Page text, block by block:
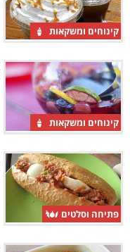
קינוחים ומשקאות
קינוחים ומשקאות
פתיחה וסלטים